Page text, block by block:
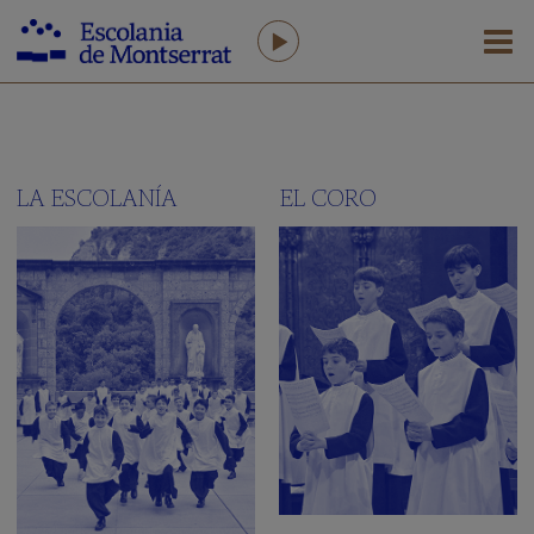
Saludo
Prefecto
La
Escolania
hoy
Equipo
humano
AFA
Antiguos
Escolanos
Amigos
LA ESCOLANÍA EL CORO